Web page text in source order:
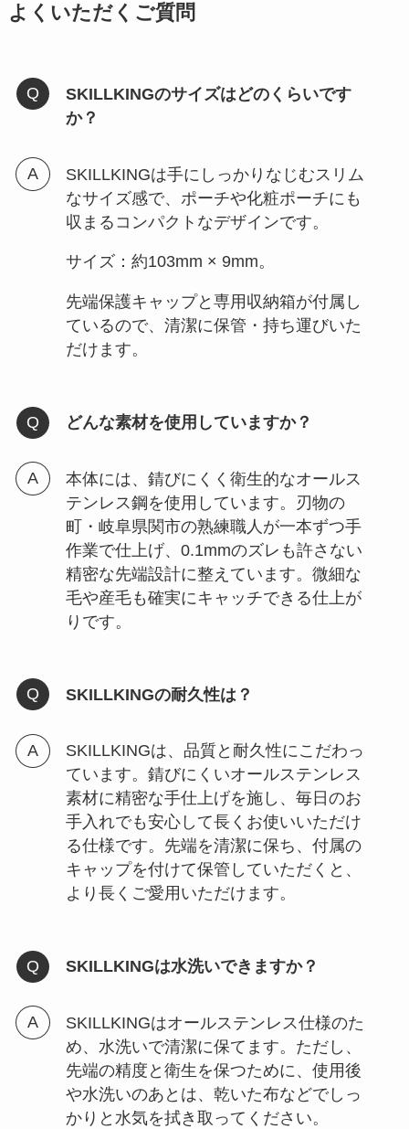
よくいただくご質問
SKILLKINGのサイズはどのくらいです
か？
SKILLKINGは手にしっかりなじむスリム
なサイズ感で、ポーチや化粧ポーチにも
収まるコンパクトなデザインです。
サイズ：約103mm × 9mm。
先端保護キャップと専用収納箱が付属し
ているので、清潔に保管・持ち運びいた
だけます。
どんな素材を使用していますか？
本体には、錆びにくく衛生的なオールス
テンレス鋼を使用しています。刃物の
町・岐阜県関市の熟練職人が一本ずつ手
作業で仕上げ、0.1mmのズレも許さない
精密な先端設計に整えています。微細な
毛や産毛も確実にキャッチできる仕上が
りです。
SKILLKINGの耐久性は？
SKILLKINGは、品質と耐久性にこだわっ
ています。錆びにくいオールステンレス
素材に精密な手仕上げを施し、毎日のお
手入れでも安心して長くお使いいただけ
る仕様です。先端を清潔に保ち、付属の
キャップを付けて保管していただくと、
より長くご愛用いただけます。
SKILLKINGは水洗いできますか？
SKILLKINGはオールステンレス仕様のた
め、水洗いで清潔に保てます。ただし、
先端の精度と衛生を保つために、使用後
や水洗いのあとは、乾いた布などでしっ
かりと水気を拭き取ってください。